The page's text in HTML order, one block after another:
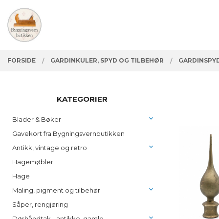
innholdet
PRODUKTER
Lukk
FORSIDE GARDINKULER, SPYD OG TILBEHØR
KATEGORIER
Blader & Bøker
Gavekort fra Bygningsvernbutikken
Antikk, vintage og retro
Hagemøbler
Hage
Maling, pigment og tilbehør
Såper, rengjøring